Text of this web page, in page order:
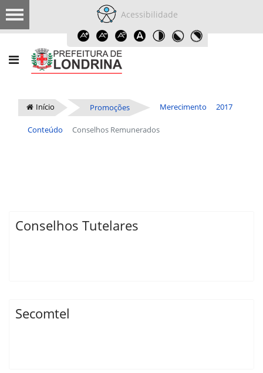
Acessibilidade
Início Promoções Merecimento 2017
Conteúdo Conselhos Remunerados
Conselhos Tutelares
Secomtel